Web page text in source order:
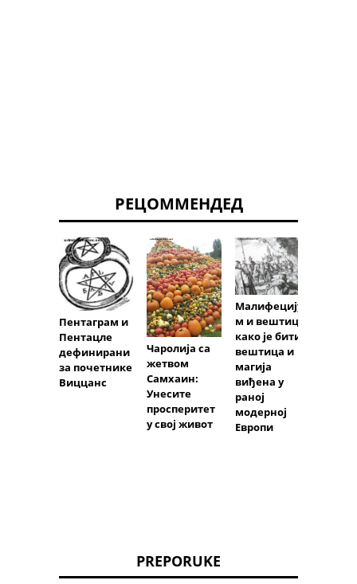
РЕЦОММЕНДЕД
Пентаграм и
Пентацле
дефинирани
за почетнике
Виццанс
Чаролија са
жетвом
Самхаин:
Унесите
просперитет
у свој живот
Малифецију
м и вештица:
како је бити
вештица и
магија
виђена у
раној
модерној
Европи
PREPORUKE